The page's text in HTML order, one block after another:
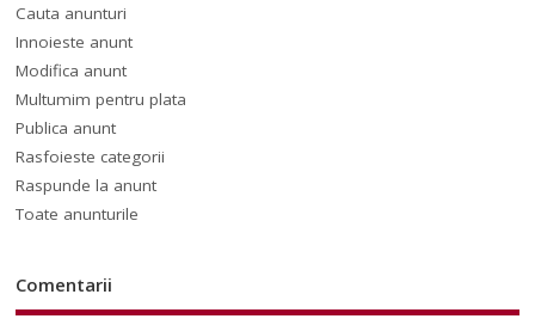
Cauta anunturi
Innoieste anunt
Modifica anunt
Multumim pentru plata
Publica anunt
Rasfoieste categorii
Raspunde la anunt
Toate anunturile
Comentarii